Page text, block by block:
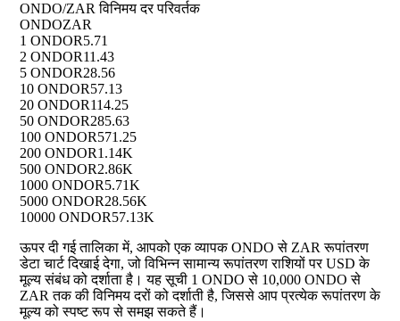
ONDO/ZAR विनिमय दर परिवर्तक
ONDOZAR
1 ONDOR5.71
2 ONDOR11.43
5 ONDOR28.56
10 ONDOR57.13
20 ONDOR114.25
50 ONDOR285.63
100 ONDOR571.25
200 ONDOR1.14K
500 ONDOR2.86K
1000 ONDOR5.71K
5000 ONDOR28.56K
10000 ONDOR57.13K
ऊपर दी गई तालिका में, आपको एक व्यापक ONDO से ZAR रूपांतरण
डेटा चार्ट दिखाई देगा, जो विभिन्न सामान्य रूपांतरण राशियों पर USD के
मूल्य संबंध को दर्शाता है। यह सूची 1 ONDO से 10,000 ONDO से
ZAR तक की विनिमय दरों को दर्शाती है, जिससे आप प्रत्येक रूपांतरण के
मूल्य को स्पष्ट रूप से समझ सकते हैं।